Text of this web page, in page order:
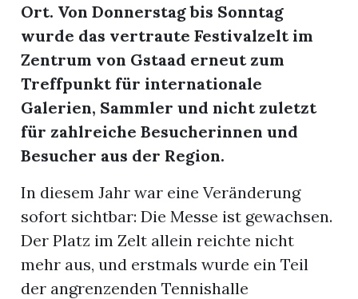
Ort. Von Donnerstag bis Sonntag
wurde das vertraute Festivalzelt im
Zentrum von Gstaad erneut zum
Treffpunkt für internationale
Galerien, Sammler und nicht zuletzt
für zahlreiche Besucherinnen und
Besucher aus der Region.
In diesem Jahr war eine Veränderung
sofort sichtbar: Die Messe ist gewachsen.
Der Platz im Zelt allein reichte nicht
mehr aus, und erstmals wurde ein Teil
der angrenzenden Tennishalle